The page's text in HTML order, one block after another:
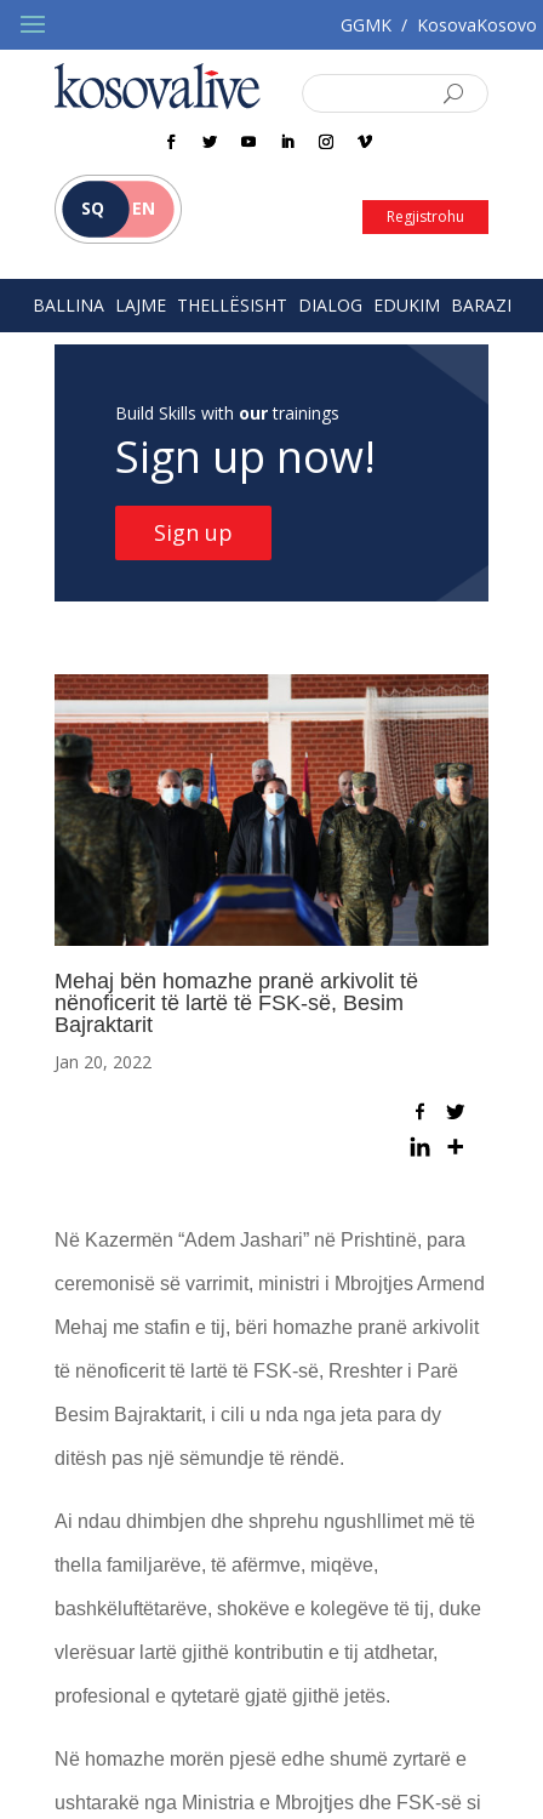
GGMK / KosovaKosovo
SQ EN Regjistrohu
BALLINA LAJME THELLËSISHT DIALOG EDUKIM BARAZI
Build Skills with ourtrainings
Sign up now!
Sign up
Mehaj bën homazhe pranë arkivolit të
nënoficerit të lartë të FSK-së, Besim
Bajraktarit
Jan 20, 2022
Në Kazermën “Adem Jashari” në Prishtinë, para
ceremonisë së varrimit, ministri i Mbrojtjes Armend
Mehaj me stafin e tij, bëri homazhe pranë arkivolit
të nënoficerit të lartë të FSK-së, Rreshter i Parë
Besim Bajraktarit, i cili u nda nga jeta para dy
ditësh pas një sëmundje të rëndë.
Ai ndau dhimbjen dhe shprehu ngushllimet më të
thella familjarëve, të afërmve, miqëve,
bashkëluftëtarëve, shokëve e kolegëve të tij, duke
vlerësuar lartë gjithë kontributin e tij atdhetar,
profesional e qytetarë gjatë gjithë jetës.
Në homazhe morën pjesë edhe shumë zyrtarë e
ushtarakë nga Ministria e Mbrojtjes dhe FSK-së si